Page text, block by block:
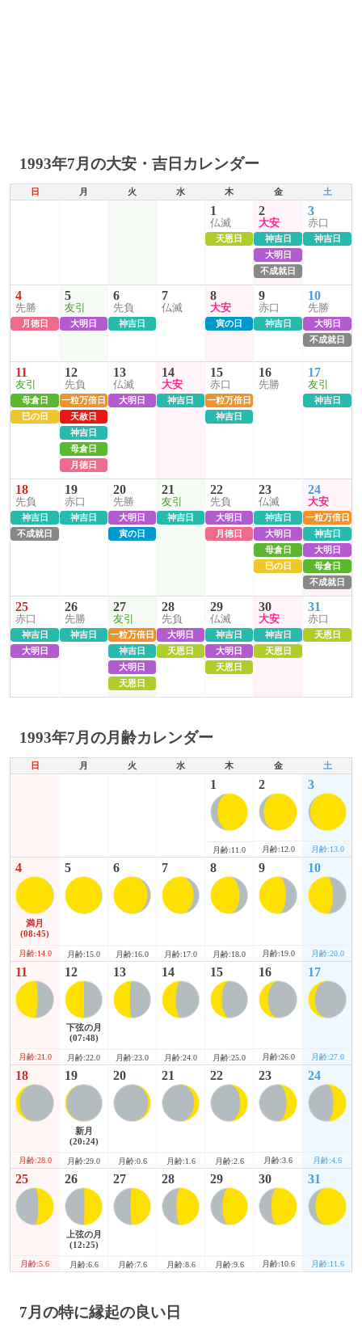
1993年7月の大安・吉日カレンダー
日 月 火 水 木 金 土
1
仏滅
天恩日
2
大安
神吉日
大明日
不成就日
3
赤口
神吉日
4
先勝
月徳日
5
友引
大明日
6
先負
神吉日
7
仏滅
8
大安
寅の日
9
赤口
神吉日
10
先勝
大明日
不成就日
11
友引
母倉日
巳の日
12
先負
一粒万倍日
天赦日
神吉日
母倉日
月徳日
13
仏滅
大明日
14
大安
神吉日
15
赤口
一粒万倍日
神吉日
16
先勝
17
友引
神吉日
18
先負
神吉日
不成就日
19
赤口
神吉日
20
先勝
大明日
寅の日
21
友引
神吉日
22
先負
大明日
月徳日
23
仏滅
神吉日
大明日
母倉日
巳の日
24
大安
一粒万倍日
神吉日
大明日
母倉日
不成就日
25
赤口
神吉日
大明日
26
先勝
神吉日
27
友引
一粒万倍日
神吉日
大明日
天恩日
28
先負
大明日
天恩日
29
仏滅
神吉日
大明日
天恩日
30
大安
神吉日
天恩日
31
赤口
天恩日
1993年7月の月齢カレンダー
日 月 火 水 木 金 土
1
月齢:11.0
2
月齢:12.0
3
月齢:13.0
4
満月
(08:45)
月齢:14.0
5
月齢:15.0
6
月齢:16.0
7
月齢:17.0
8
月齢:18.0
9
月齢:19.0
10
月齢:20.0
11
月齢:21.0
12
下弦の月
(07:48)
月齢:22.0
13
月齢:23.0
14
月齢:24.0
15
月齢:25.0
16
月齢:26.0
17
月齢:27.0
18
月齢:28.0
19
新月
(20:24)
月齢:29.0
20
月齢:0.6
21
月齢:1.6
22
月齢:2.6
23
月齢:3.6
24
月齢:4.6
25
月齢:5.6
26
上弦の月
(12:25)
月齢:6.6
27
月齢:7.6
28
月齢:8.6
29
月齢:9.6
30
月齢:10.6
31
月齢:11.6
7月の特に縁起の良い日